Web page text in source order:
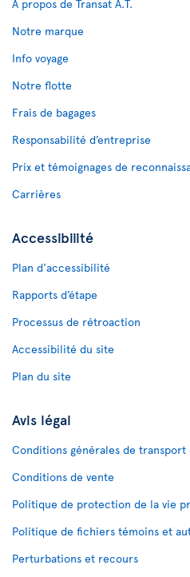
À propos de Transat A.T.
Notre marque
Info voyage
Notre flotte
Frais de bagages
Responsabilité d’entreprise
Prix et témoignages de
Carrières
Accessibilité
Plan d'accessibilité
Rapports d’étape
Processus de rétroaction
Accessibilité du site
Plan du site
Avis légal
Conditions générales de transport
Conditions de vente
Politique de protection de la vie
Politique de fichiers témoins et
Perturbations et recours